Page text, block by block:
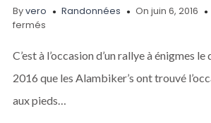
Byvero Randonnées On juin 6, 2016
fermés
à
dans
la
châtaigneraie
C’est à l’occasion d’un rallye à énigmes
2016 que les Alambiker’s ont trouvé
aux pieds…